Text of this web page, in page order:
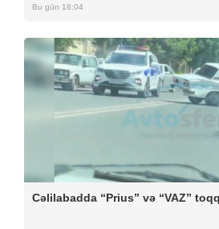
Bu gün 18:04
Cəlilabadda “Prius” və “VAZ”